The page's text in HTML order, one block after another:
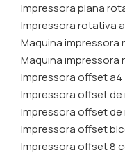
Impressora plana
Impressora rotativa
Maquina impressora
Maquina impressora
Impressora offset a4
Impressora offset
Impressora offset
Impressora offset
Impressora offset 8